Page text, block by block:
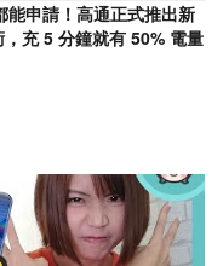
申請！高通正式推出新
充 5 分鐘就有 50% 電量